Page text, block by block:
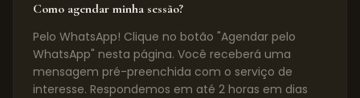
Como agendar minha sessão?
Pelo WhatsApp! Clique no botão "Agendar pelo
WhatsApp" nesta página. Você receberá uma
mensagem pré-preenchida com o serviço de
interesse. Respondemos em até 2 horas em dias